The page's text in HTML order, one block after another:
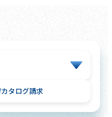
カタログ請求